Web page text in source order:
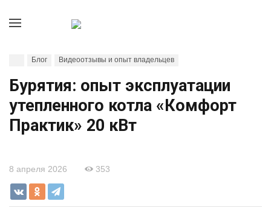
Блог Видеоотзывы и опыт владельцев
Бурятия: опыт эксплуатации
утепленного котла «Комфорт
Практик» 20 кВт
8 апреля 2026 353